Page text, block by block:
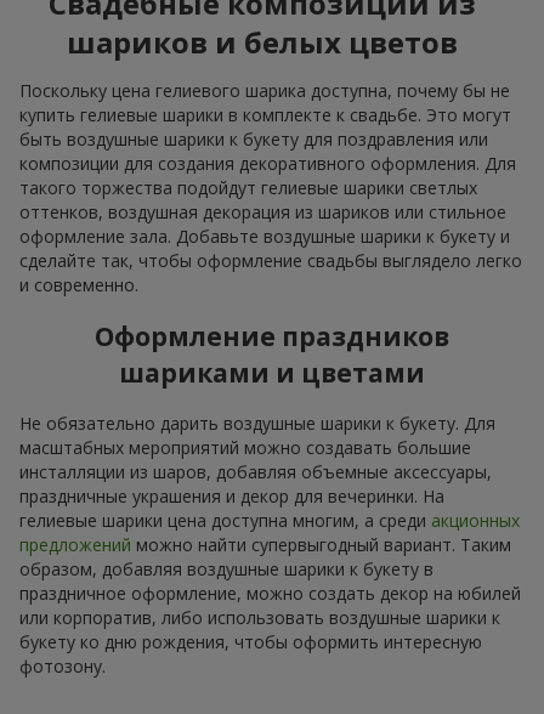
шариков и белых цветов
Поскольку цена гелиевого шарика доступна, почему бы не
купить гелиевые шарики в комплекте к свадьбе. Это могут
быть воздушные шарики к букету для поздравления или
композиции для создания декоративного оформления. Для
такого торжества подойдут гелиевые шарики светлых
оттенков, воздушная декорация из шариков или стильное
оформление зала. Добавьте воздушные шарики к букету и
сделайте так, чтобы оформление свадьбы выглядело легко
и современно.
Оформление праздников
шариками и цветами
Не обязательно дарить воздушные шарики к букету. Для
масштабных мероприятий можно создавать большие
инсталляции из шаров, добавляя объемные аксессуары,
праздничные украшения и декор для вечеринки. На
гелиевые шарики цена доступна многим, а среди акционных
предложений можно найти супервыгодный вариант. Таким
образом, добавляя воздушные шарики к букету в
праздничное оформление, можно создать декор на юбилей
или корпоратив, либо использовать воздушные шарики к
букету ко дню рождения, чтобы оформить интересную
фотозону.